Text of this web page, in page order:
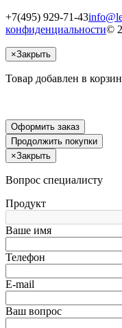
+7(495) 929-71-43
конфиденциальности©
×Закрыть
Товар добавлен в
Оформить заказ
Продолжить покупки
×Закрыть
Вопрос специалисту
Продукт
Ваше имя
Телефон
E-mail
Ваш вопрос